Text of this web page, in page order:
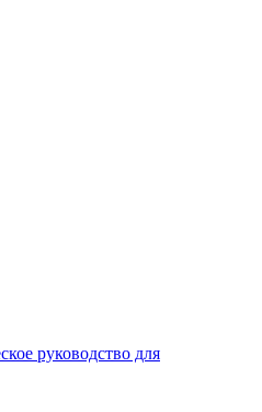
руководство для